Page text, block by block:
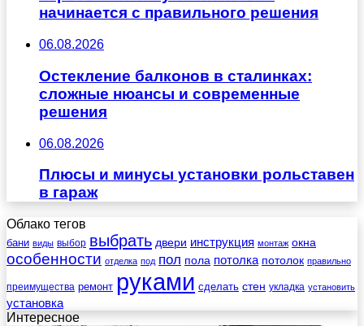
начинается с правильного решения
06.08.2026
Остекление балконов в сталинках:
сложные нюансы и современные
решения
06.08.2026
Плюсы и минусы установки рольставен
в гараж
Облако тегов
бани виды выбор выбрать двери инструкция монтаж окна
особенности отделка под пол пола потолка потолок правильно
преимущества ремонт руками сделать стен укладка установить
установка
Интересное